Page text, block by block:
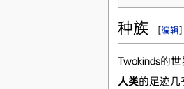
种族 [编辑]
Twokinds的世
人类的足迹几